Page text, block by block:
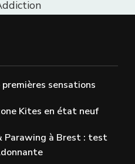
sensations
Kites en état neuf
Parawing à Brest : test